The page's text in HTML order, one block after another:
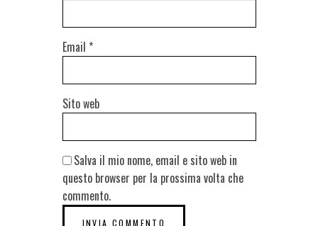
Email *
Sito web
Salva il mio nome, email e sito web in
questo browser per la prossima volta che
commento.